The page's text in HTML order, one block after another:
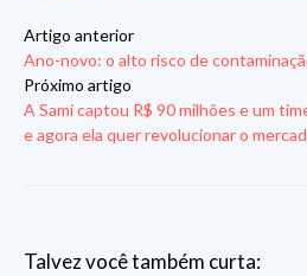
Artigo anterior
Ano-novo: o alto risco de
Próximo artigo
A Sami captou R$ 90 milhões e um
e agora ela quer revolucionar o
Talvez você também curta: